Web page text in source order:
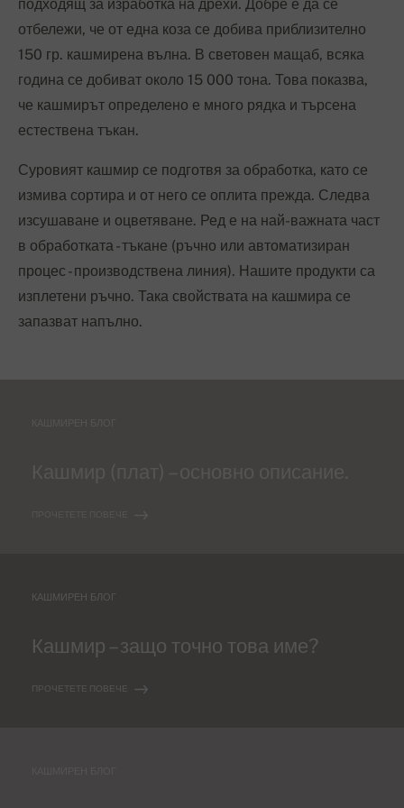
подходящ за изработка на дрехи. Добре е да се
отбележи, че от една коза се добива приблизително
150 гр. кашмирена вълна. В световен мащаб, всяка
година се добиват около 15 000 тона. Това показва,
че кашмирът определено е много рядка и търсена
естествена тъкан.
Суровият кашмир се подготвя за обработка, като се
измива сортира и от него се оплита прежда. Следва
изсушаване и оцветяване. Ред е на най-важната част
в обработката - тъкане (ръчно или автоматизиран
процес - производствена линия). Нашите продукти са
изплетени ръчно. Така свойствата на кашмира се
запазват напълно.
КАШМИРЕН БЛОГ
Кашмир – защо точно това име?
ПРОЧЕТЕТЕ ПОВЕЧЕ